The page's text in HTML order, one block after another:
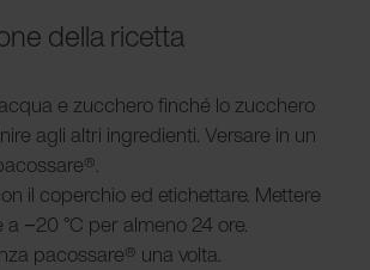
della ricetta
e zucchero finché lo zucchero
agli altri ingredienti. Versare in un
il coperchio ed etichettare. Mettere
−20 °C per almeno 24 ore.
pacossare® una volta.